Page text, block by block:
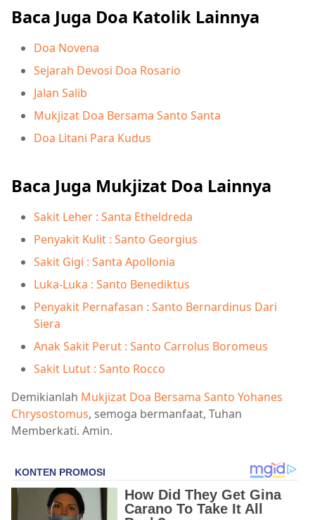
Baca Juga Doa Katolik Lainnya
Doa Novena
Sejarah Devosi Doa Rosario
Jalan Salib
Mukjizat Doa Bersama Santo Santa
Doa Litani Para Kudus
Baca Juga Mukjizat Doa Lainnya
Sakit Leher : Santa Etheldreda
Penyakit Kulit : Santo Georgius
Sakit Gigi : Santa Apollonia
Luka-Luka : Santo Benediktus
Penyakit Pernafasan : Santo Bernardinus Dari
Siera
Anak Sakit Perut : Santo Carrolus Boromeus
Sakit Lutut : Santo Rocco
Demikianlah Mukjizat Doa Bersama Santo Yohanes
Chrysostomus, semoga bermanfaat, Tuhan
Memberkati. Amin.